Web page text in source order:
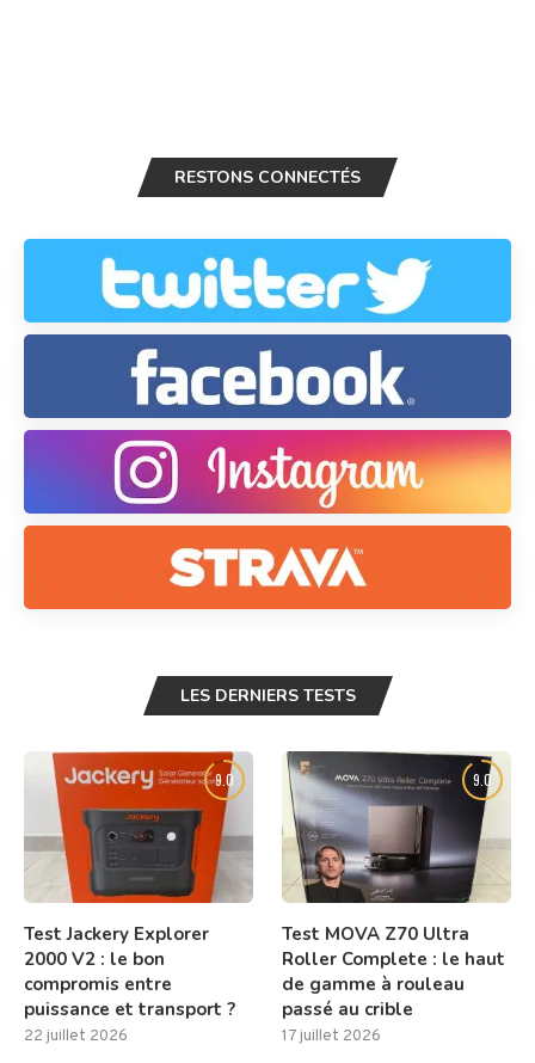
RESTONS CONNECTÉS
LES DERNIERS TESTS
9.0
Test Jackery Explorer
2000 V2 : le bon
compromis entre
puissance et transport ?
22 juillet 2026
9.0
Test MOVA Z70 Ultra
Roller Complete : le haut
de gamme à rouleau
passé au crible
17 juillet 2026